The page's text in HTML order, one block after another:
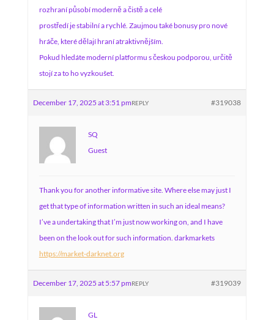
rozhraní působí moderně a čistě a celé
prostředí je stabilní a rychlé. Zaujmou také bonusy pro nové
hráče, které dělají hraní atraktivnějším.
Pokud hledáte moderní platformu s českou podporou, určitě
stojí za to ho vyzkoušet.
December 17, 2025 at 3:51 pm #319038
REPLY
SQ
Guest
Thank you for another informative site. Where else may just I
get that type of information written in such an ideal means?
I’ve a undertaking that I’m just now working on, and I have
been on the look out for such information. darkmarkets
https://market-darknet.org
December 17, 2025 at 5:57 pm #319039
REPLY
GL